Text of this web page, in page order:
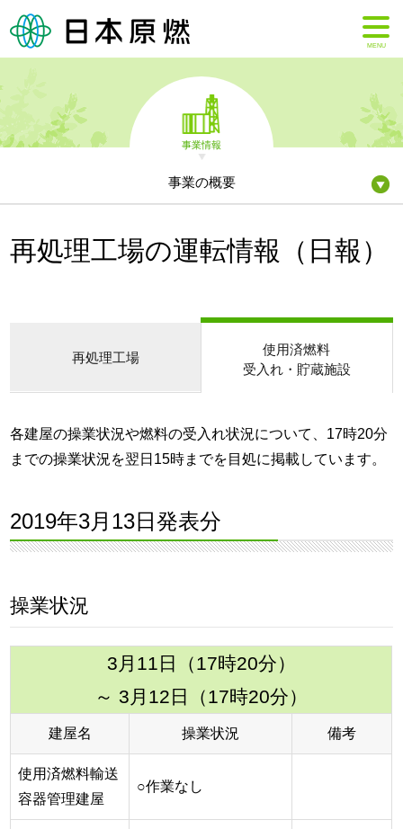
MENU
事業情報
事業の概要
再処理工場の運転情報（日報）
再処理工場
使用済燃料
受入れ・貯蔵施設
各建屋の操業状況や燃料の受入れ状況について、17時20分
までの操業状況を翌日15時までを目処に掲載しています。
2019年3月13日発表分
操業状況
3月11日（17時20分）
～ 3月12日（17時20分）
建屋名 操業状況 備考
使用済燃料輸送
容器管理建屋
○作業なし